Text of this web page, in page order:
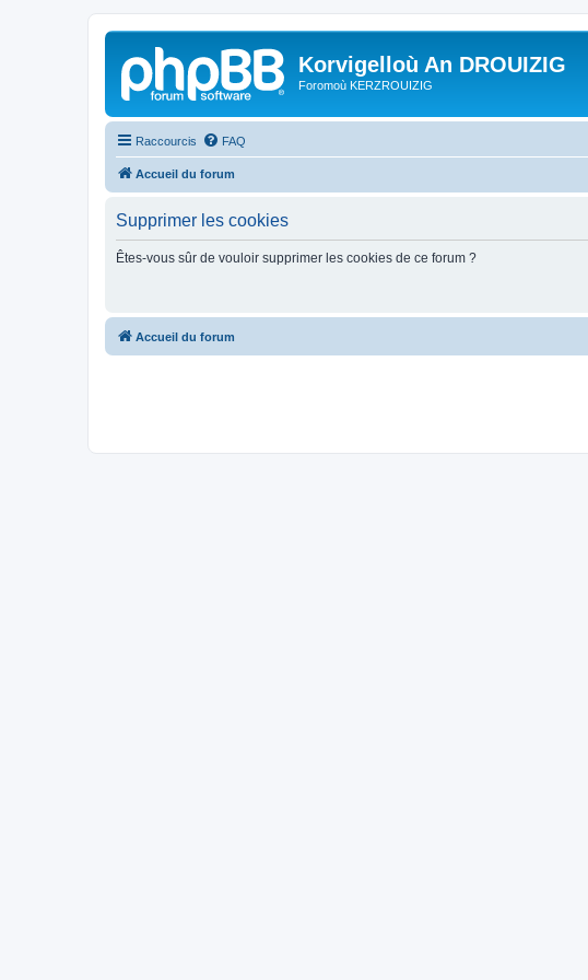
Korvigelloù An DROUIZIG
Foromoù KERZROUIZIG
Raccourcis FAQ
Accueil du forum
Supprimer les cookies
Êtes-vous sûr de vouloir supprimer les cookies de ce forum ?
Accueil du forum